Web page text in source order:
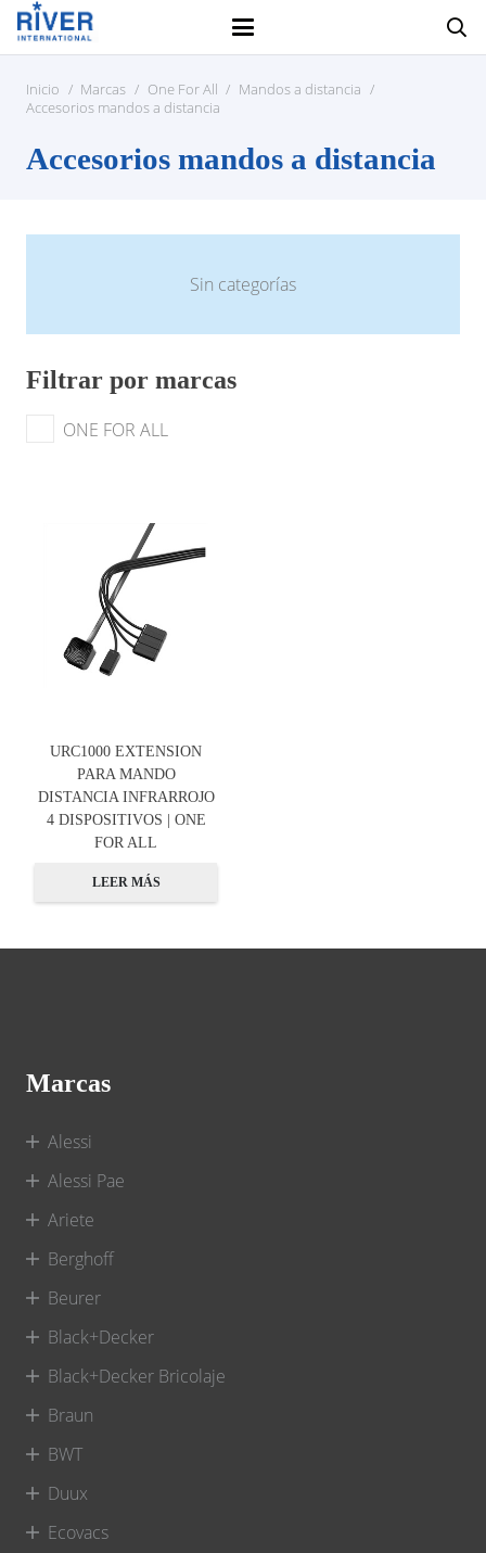
Inicio / Marcas / One For All / Mandos a distancia /
Accesorios mandos a distancia
Accesorios mandos a distancia
Sin categorías
Filtrar por marcas
ONE FOR ALL
URC1000 EXTENSION
PARA MANDO
DISTANCIA INFRARROJO
4 DISPOSITIVOS | ONE
FOR ALL
LEER MÁS
Marcas
Alessi
Alessi Pae
Ariete
Berghoff
Beurer
Black+Decker
Black+Decker Bricolaje
Braun
BWT
Duux
Ecovacs